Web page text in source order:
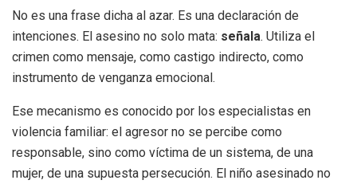
No es una frase dicha al azar. Es una declaración de
intenciones. El asesino no solo mata: señala. Utiliza el
crimen como mensaje, como castigo indirecto, como
instrumento de venganza emocional.
Ese mecanismo es conocido por los especialistas en
violencia familiar: el agresor no se percibe como
responsable, sino como víctima de un sistema, de una
mujer, de una supuesta persecución. El niño asesinado no